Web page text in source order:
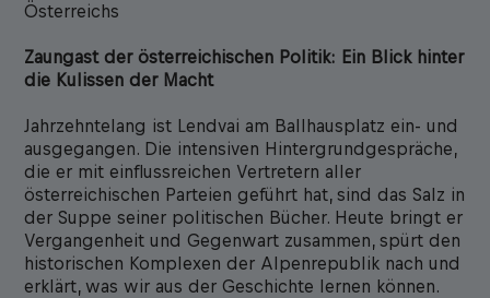
Österreichs
Zaungast der österreichischen Politik: Ein Blick hinter
die Kulissen der Macht
Jahrzehntelang ist Lendvai am Ballhausplatz ein- und
ausgegangen. Die intensiven Hintergrundgespräche,
die er mit einflussreichen Vertretern aller
österreichischen Parteien geführt hat, sind das Salz in
der Suppe seiner politischen Bücher. Heute bringt er
Vergangenheit und Gegenwart zusammen, spürt den
historischen Komplexen der Alpenrepublik nach und
erklärt, was wir aus der Geschichte lernen können.